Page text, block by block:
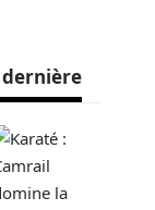
dernière